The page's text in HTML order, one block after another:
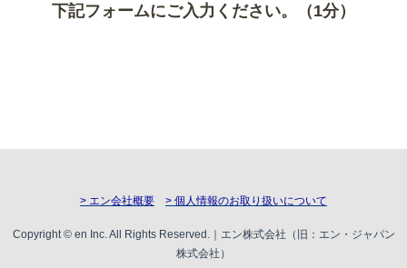
下記フォームにご入力ください。（1分）
> エン会社概要 > 個人情報のお取り扱いについて
Copyright © en Inc. All Rights Reserved.｜エン株式会社（旧：エン・ジャパン
株式会社）